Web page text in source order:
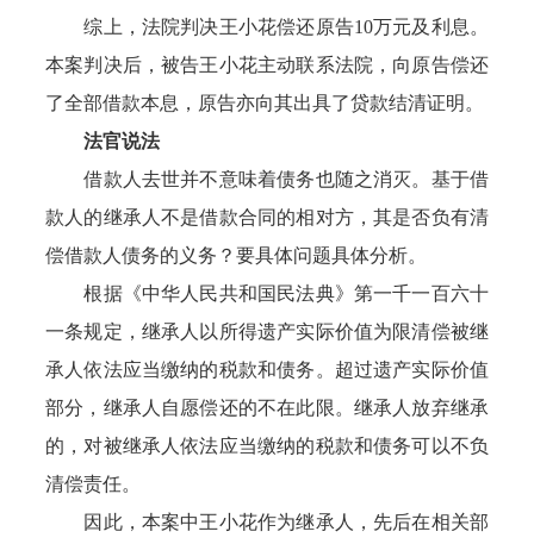
综上，法院判决王小花偿还原告10万元及利息。
本案判决后，被告王小花主动联系法院，向原告偿还
了全部借款本息，原告亦向其出具了贷款结清证明。
法官说法
借款人去世并不意味着债务也随之消灭。基于借
款人的继承人不是借款合同的相对方，其是否负有清
偿借款人债务的义务？要具体问题具体分析。
根据《中华人民共和国民法典》第一千一百六十
一条规定，继承人以所得遗产实际价值为限清偿被继
承人依法应当缴纳的税款和债务。超过遗产实际价值
部分，继承人自愿偿还的不在此限。继承人放弃继承
的，对被继承人依法应当缴纳的税款和债务可以不负
清偿责任。
因此，本案中王小花作为继承人，先后在相关部